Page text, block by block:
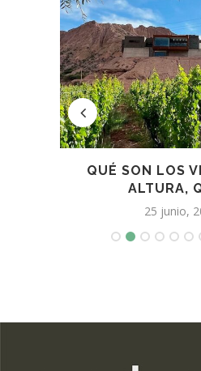
QUÉ SON LOS
ALTURA,
25 junio,